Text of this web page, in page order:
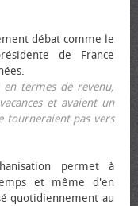
débat comme le
de France
termes de revenu,
et avaient un
tourneraient pas vers
permet à
et même d'en
quotidiennement au